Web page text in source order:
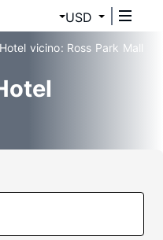
USD
Hotel vicino: Ross Park Mall